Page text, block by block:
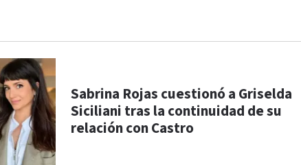
Sabrina Rojas cuestionó a Griselda
Siciliani tras la continuidad de su
relación con Castro